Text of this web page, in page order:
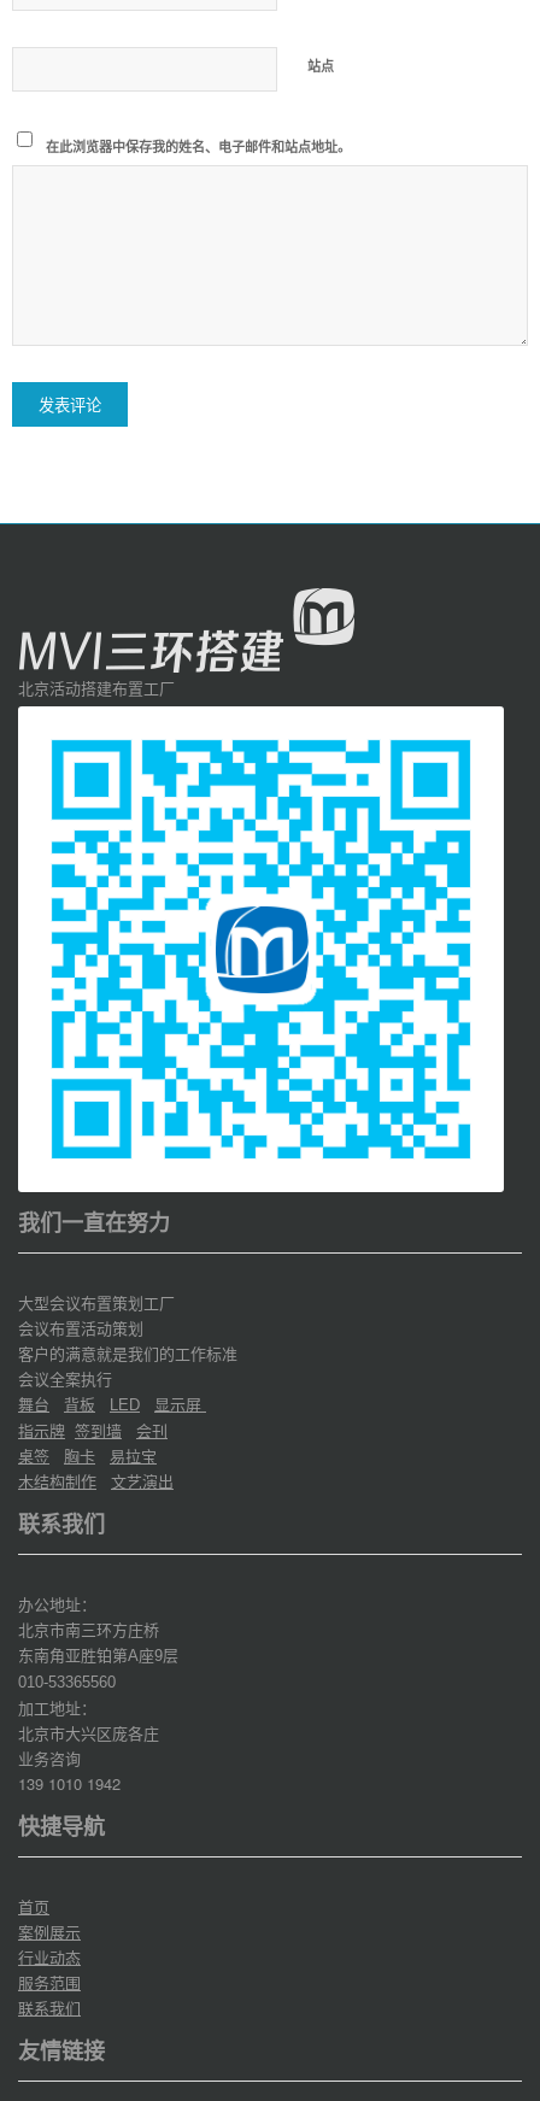
站点
在此浏览器中保存我的姓名、电子邮件和站点地址。
北京活动搭建布置工厂
我们一直在努力
大型会议布置策划工厂
会议布置活动策划
客户的满意就是我们的工作标准
会议全案执行
舞台
背板 LED
显示屏
指示牌 签到墙
会刊
桌签
胸卡
易拉宝
木结构制作
文艺演出
联系我们
办公地址：
北京市南三环方庄桥
东南角亚胜铂第A座9层
010-53365560
加工地址：
北京市大兴区庞各庄
业务咨询
139 1010 1942
快捷导航
首页
案例展示
行业动态
服务范围
联系我们
友情链接